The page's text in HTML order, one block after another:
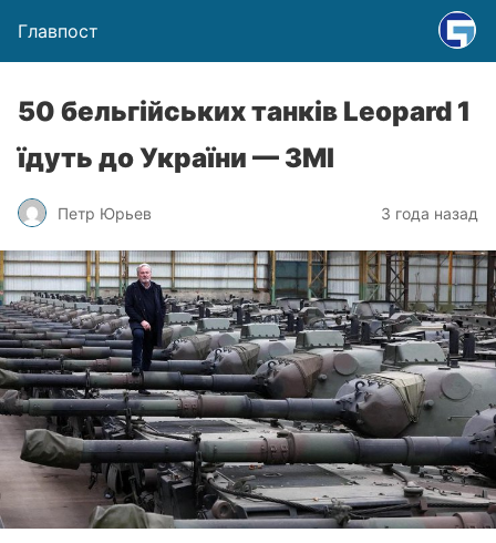
Главпост
50 бельгійських танків Leopard 1
їдуть до України — ЗМІ
Петр Юрьев 3 года назад